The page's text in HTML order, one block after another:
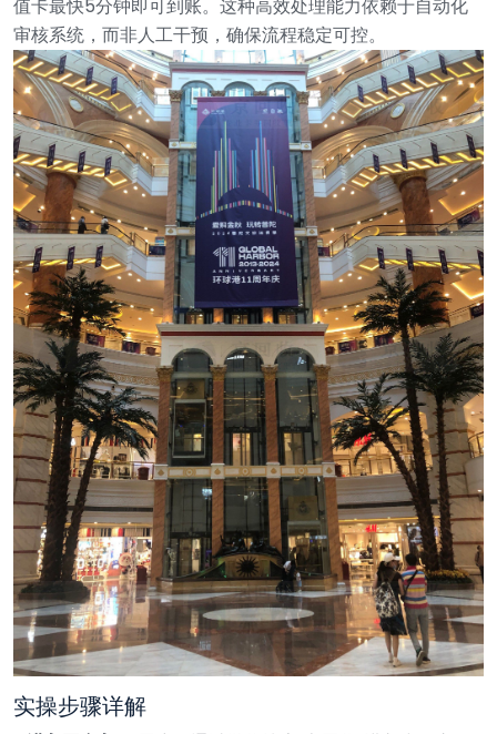
值卡最快5分钟即可到账。这种高效处理能力依赖于自动化
审核系统，而非人工干预，确保流程稳定可控。
实操步骤详解